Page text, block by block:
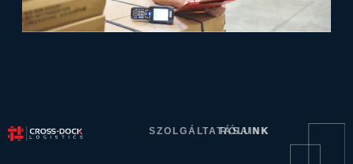
SZOLGÁLTATÁSAINK
RÓLUNK